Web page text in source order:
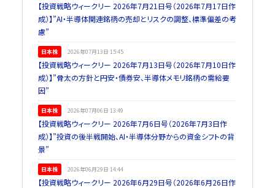
【投資戦略ウィークリー 2026年7月21日号（2026年7月17日作
成）】”AI・半導体関連銘柄の売却とリスクの調整、標準偏差の考
慮”
日本株 2026年07月13日 15:45
【投資戦略ウィークリー 2026年7月13日号（2026年7月10日作
成）】”骨太の方針と円安・債券安、半導体メモリ銘柄の需給要
因”
日本株 2026年07月06日 13:49
【投資戦略ウィークリー 2026年7月6日号（2026年7月3日作
成）】”投資の後半戦開始、AI・半導体分野からの資金シフトの背
景”
日本株 2026年06月29日 14:44
【投資戦略ウィークリー 2026年6月29日号（2026年6月26日作